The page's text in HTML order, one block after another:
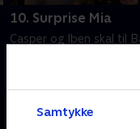
Samtykke
10. Surprise Mia
Casper og Iben skal til
kendt i branchen.
5. maj 2008 • 24 min